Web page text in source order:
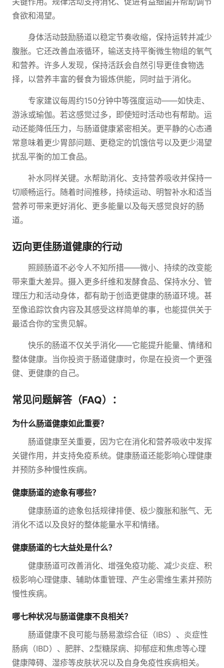
食欲和渴望。
身体活动鼓励肠道以稳定节奏收缩，保持运转并减少
腹胀。它还改善血液循环，输送支持平衡微生物组的氧气
和营养。许多人发现，保持活跃会自然引导更佳食物选
择，以营养丰富的餐食为锻炼供能，同时益于消化。
专家建议每周约150分钟中等强度运动——如快走、
游泳或瑜伽。若这感觉过多，即使短时活动也有帮助。运
动还能降低压力，与肠道健康紧密相关。更平静的心态通
常意味着更少胃部问题、更稳定的饥饿信号以及更少渴望
扰乱平衡的加工食品。
补水同样关键。水帮助消化、支持营养吸收并保持一
切顺畅运行。随着时间推移，持续运动、明智补水和适当
营养可带来更好消化、更多能量以及每天感觉良好的肠
道。
迈向更佳肠道健康的行动
照顾肠道不必令人不知所措——微小、持续的改变能
带来重大差异。摄入更多纤维和发酵食品、保持水分、管
理压力和活动身体，都有助于创造更健康的肠道环境。甚
至像追踪饮食内容及其感受这样简单的事，也能提供关于
最适合你的宝贵见解。
快乐的肠道不仅关乎消化——它能提升能量、情绪和
整体健康。当你投资于肠道健康时，你是在投资一个更强
健、更健康的自己。
常见问题解答（FAQ）：
为什么肠道健康如此重要？
肠道健康至关重要，因为它在消化和营养吸收中发挥
关键作用，并支持免疫系统。健康肠道还能影响心理健康
并预防多种慢性疾病。
健康肠道的迹象有哪些？
健康肠道的迹象包括规律排便、极少腹胀和胀气、无
消化不适以及良好的整体能量水平和情绪。
健康肠道的七大益处是什么？
健康肠道可改善消化、增强免疫功能、减少炎症、积
极影响心理健康、辅助体重管理、产生必需维生素并预防
慢性疾病。
哪七种状况与肠道健康不良相关？
肠道健康不良可能与肠易激综合征（IBS）、炎症性
肠病（IBD）、肥胖、2型糖尿病、抑郁症和焦虑等心理
健康障碍、湿疹等皮肤状况以及自身免疫性疾病相关。